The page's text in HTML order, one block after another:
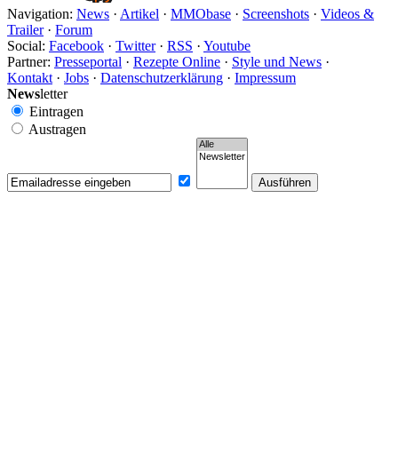
Navigation: News · Artikel · MMObase · Screenshots · Videos &
Trailer· Forum
Social: Facebook · Twitter· RSS · Youtube
Partner: Presseportal · Rezepte Online · Style und News ·
Kontakt · Jobs · Datenschutzerklärung · Impressum
Newsletter
Eintragen
Austragen